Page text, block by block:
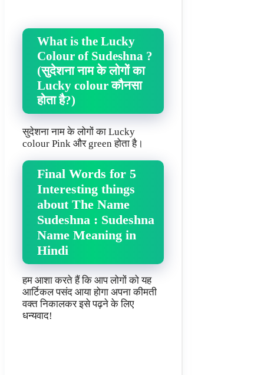
What is the Lucky
Colour of Sudeshna ?
(सुदेशना नाम के लोगों का
Lucky colour कौनसा
होता है?)
सुदेशना नाम के लोगों का Lucky
colour Pink और green होता है।
Final Words for 5
Interesting things
about The Name
Sudeshna : Sudeshna
Name Meaning in
Hindi
हम आशा करते हैं कि आप लोगों को यह
आर्टिकल पसंद आया होगा अपना कीमती
वक्त निकालकर इसे पढ़ने के लिए
धन्यवाद!